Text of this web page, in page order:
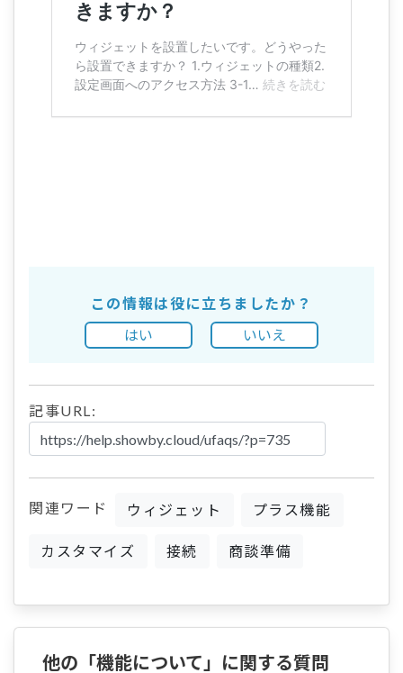
この情報は役に立ちましたか？
はい
いいえ
記事URL:
関連ワード ウィジェット プラス機能
カスタマイズ 接続 商談準備
他の「機能について」に関する質問